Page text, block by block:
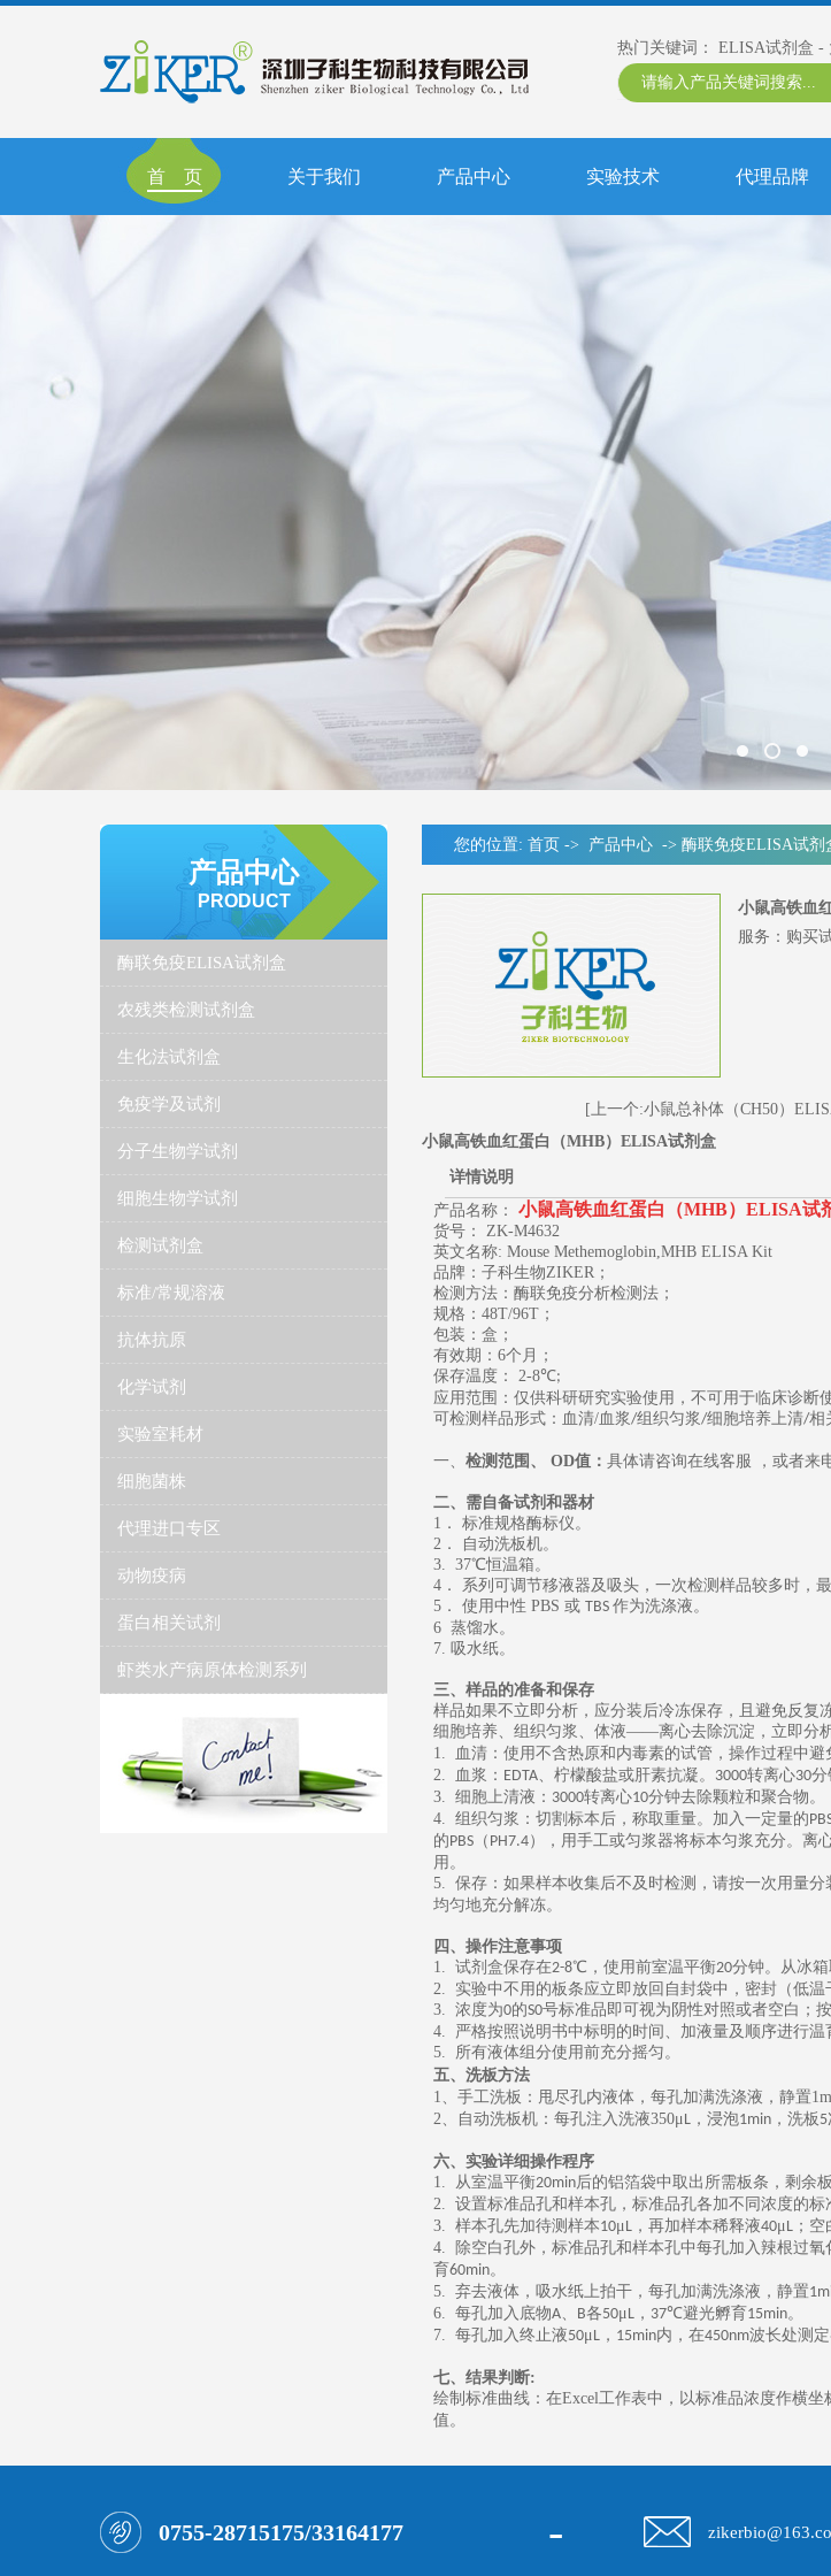
热门关键词： ELISA试剂盒 -
首 页 关于我们 产品中心 实验技术 代理品牌
产品中心
PRODUCT
酶联免疫ELISA试剂盒
农残类检测试剂盒
生化法试剂盒
免疫学及试剂
分子生物学试剂
细胞生物学试剂
检测试剂盒
标准/常规溶液
抗体抗原
化学试剂
实验室耗材
细胞菌株
代理进口专区
动物疫病
蛋白相关试剂
虾类水产病原体检测系列
您的位置: 首页 -> 产品中心 -> 酶联免疫ELISA试剂
小鼠高铁血
服务：购买
[上一个:小鼠总补体（CH50）
小鼠高铁血红蛋白（MHB）ELISA试剂盒
详情说明
产品名称：
小鼠高铁血红蛋白（MHB）ELISA试
货号： ZK-M4632
英文名称: Mouse Methemoglobin,MHB ELISA Kit
品牌：子科生物ZIKER；
检测方法：酶联免疫分析检测法；
规格： 48T/96T ；
包装：盒；
有效期： 6个月；
保存温度 ： 2-8℃;
应用范围：仅供科研研究实验使用，不可用于临床诊断
可检测样品形式：血清/血浆/组织匀浆/细胞培养上清/相
一、 检测范围、 OD值： 具体请咨询在线客服 ，或者来
二、需自备试剂和器材
1 ． 标准规格酶标仪。
2 ． 自动洗板机。
3. 37℃恒温箱。
4 ． 系列可调节移液器及吸头，一次检测样品较多时，
5 ． 使用中性 PBS 或 TBS 作为洗涤液。
6 蒸馏水。
7. 吸水纸。
三、样品的准备和保存
样品如果不立即分析，应分装后冷冻保存，且避免反复冻
细胞培养、组织匀浆、体液——离心去除沉淀，立即分
1.
血清：使用不含热原和内毒素的试管，操作过程中避
2.
血浆： EDTA、柠檬酸盐或肝素抗凝。 3000转离心30分
3. 细胞上清液： 3000转离心10分钟去除颗粒和聚合物。
4. 组织匀浆：切割标本后，称取重量。加入一定量的
的PBS （ PH7.4），用手工或匀浆器将标本匀浆充分。离
用。
5. 保存：如果样本收集后不及时检测，请按一次用量分
均匀地充分解冻。
四、操作注意事项
1. 试剂盒保存在2-8℃，使用前室温平衡20分钟。从冰
2. 实验中不用的板条应立即放回自封袋中，密封（低温
3. 浓度为0的S0号标准品即可视为阴性对照或者空白；
4. 严格按照说明书中标明的时间、加液量及顺序进行温
5. 所有液体组分使用前充分摇匀。
五、 洗板方法
1 、 手工洗板：甩尽孔内液体，每孔加满洗涤液，静置
2、 自动洗板机：每孔注入洗液350μL ，浸泡1min ，洗板 5
六、 实验详细操作程序
1. 从室温平衡20min后的铝箔袋中取出所需板条，剩余
2. 设置标准品孔和样本孔，标准品孔各加不同浓度的标
3. 样本孔先加待测样本10μL ，再加样本稀释液40μL ；空
4.
除空白孔外，标准品孔和样本孔中每孔加入辣根过氧
育60min。
5. 弃去液体，吸水纸上拍干，每孔加满洗涤液，静置
6. 每孔加入底物A、 B各50μL ， 37℃避光孵育15min。
7. 每孔加入终止液50μL ， 15min内，在450nm波长处测
七、 结果判断:
绘制标准曲线：在Excel工作表中，以标准品浓度作横坐
值。
0755-28715175/33164177 -